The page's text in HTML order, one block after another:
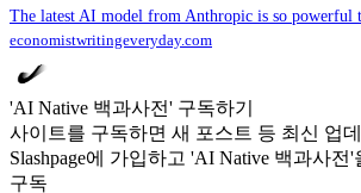
The latest AI model from Anthropic is so powerful
economistwritingeveryday.com
'AI Native 백과사전' 구독하기
사이트를 구독하면 새 포스트 등 최신 업
Slashpage에 가입하고 'AI Native 백과사전
구독